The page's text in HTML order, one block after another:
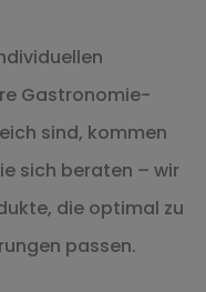
Gastronomie-
sind, kommen
sich beraten – wir
die optimal zu
passen.